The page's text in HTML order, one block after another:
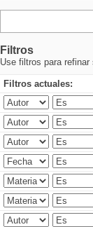
Filtros
Use filtros para
Filtros actuales: